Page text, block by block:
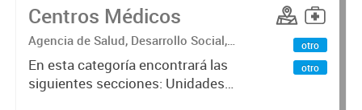
Centros Médicos
Agencia de Salud, Desarrollo Social,
Ambiente y Hábitat
En esta categoría encontrará las
siguientes secciones: Unidades
otro
otro